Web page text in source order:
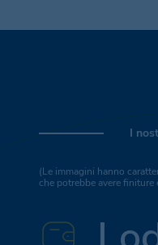
I
(Le immagini hanno
che potrebbe avere